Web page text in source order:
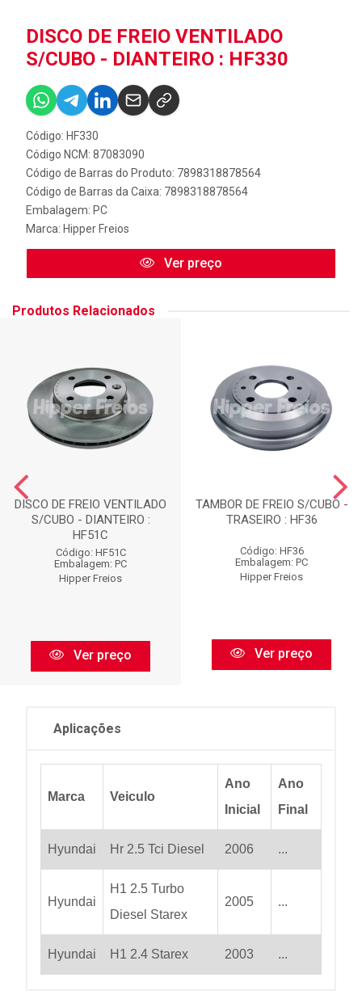
DISCO DE FREIO VENTILADO
S/CUBO - DIANTEIRO : HF330
Código: HF330
Código NCM: 87083090
Código de Barras do Produto: 7898318878564
Código de Barras da Caixa: 7898318878564
Embalagem: PC
Marca: Hipper Freios
Ver preço
Produtos Relacionados
DISCO DE FREIO VENTILADO
S/CUBO - DIANTEIRO :
HF51C
Código: HF51C
Embalagem: PC
Hipper Freios
Ver preço
TAMBOR DE FREIO S/CUBO -
TRASEIRO : HF36
Código: HF36
Embalagem: PC
Hipper Freios
Ver preço
Aplicações
Marca Veiculo
Ano
Inicial
Ano
Final
Hyundai Hr 2.5 Tci Diesel 2006 ...
Hyundai
H1 2.5 Turbo
Diesel Starex
2005 ...
Hyundai H1 2.4 Starex 2003 ...